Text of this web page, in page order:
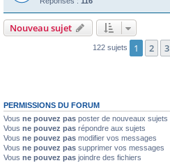
Nouveau sujet
122 sujets 1 2 3
PERMISSIONS DU FORUM
Vous ne pouvez pas poster de nouveaux sujets
Vous ne pouvez pas répondre aux sujets
Vous ne pouvez pas modifier vos messages
Vous ne pouvez pas supprimer vos messages
Vous ne pouvez pas joindre des fichiers